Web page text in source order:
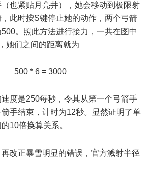
也紧贴月亮井），她会移动到极限射
此时按S键停止她的动作，两个弓箭
。照此方法进行接力，一共在图中
她们之间的距离就为
500 * 6 = 3000
度是250每秒，令其从第一个弓箭手
手结束，计时为12秒。显然证明了单
10倍换算关系。
改正暴雪明显的错误，官方溅射半径